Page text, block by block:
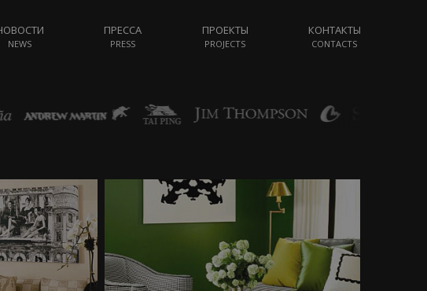
NEWS
ПРЕССА
PRESS
ПРОЕКТЫ
PROJECTS
КОНТАКТЫ
CONTACTS